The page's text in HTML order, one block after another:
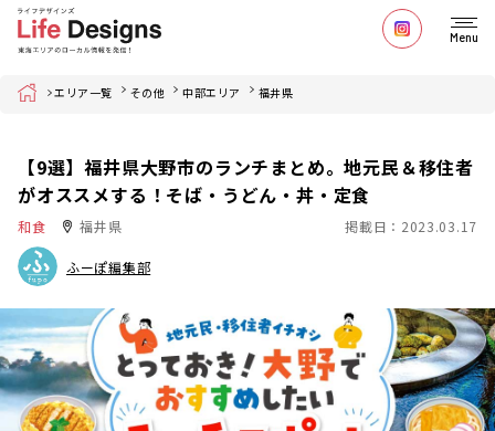
Menu
Home エリア一覧 その他 中部エリア 福井県
【9選】福井県大野市のランチまとめ。地元民＆移住者
がオススメする！そば・うどん・丼・定食
和食 福井県 掲載日：2023.03.17
ふーぽ編集部